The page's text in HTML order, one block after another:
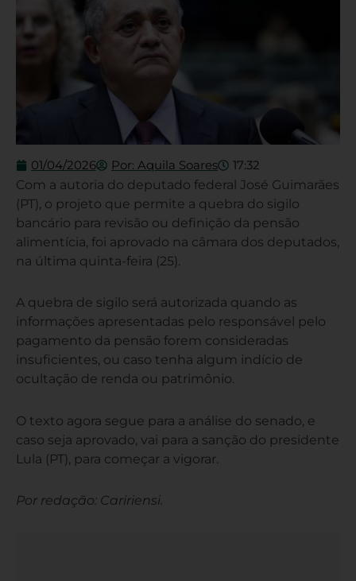
01/04/2026 Por: Aquila Soares 17:32
Com a autoria do deputado federal José Guimarães
(PT), o projeto que permite a quebra do sigilo
bancário para revisão ou definição da pensão
alimentícia, foi aprovado na câmara dos deputados,
na última quinta-feira (25).
A quebra de sigilo será autorizada quando as
informações apresentadas pelo responsável pelo
pagamento da pensão forem consideradas
insuficientes, ou caso tenha algum indício de
ocultação de renda ou patrimônio.
O texto agora segue para a análise do senado, e
caso seja aprovado, vai para a sanção do presidente
Lula (PT), para começar a vigorar.
Por redação: Caririensi.